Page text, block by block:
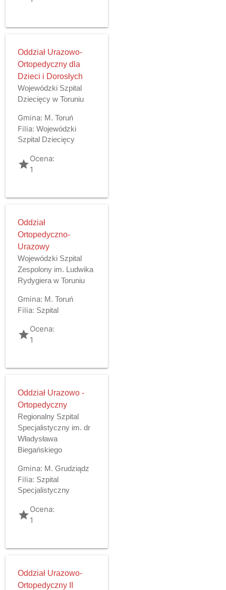
Oddział Urazowo-
Ortopedyczny dla
Dzieci i Dorosłych
Wojewódzki Szpital
Dziecięcy w Toruniu
Gmina: M. Toruń
Filia: Wojewódzki
Szpital Dziecięcy
gradeOcena:
1
Oddział
Ortopedyczno-
Urazowy
Wojewódzki Szpital
Zespolony im. Ludwika
Rydygiera w Toruniu
Gmina: M. Toruń
Filia: Szpital
gradeOcena:
1
Oddział Urazowo -
Ortopedyczny
Regionalny Szpital
Specjalistyczny im. dr
Władysława
Biegańskiego
Gmina: M. Grudziądz
Filia: Szpital
Specjalistyczny
gradeOcena:
1
Oddział Urazowo-
Ortopedyczny II